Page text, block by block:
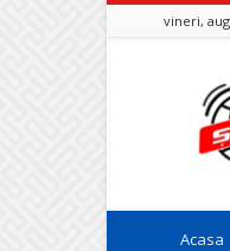
vineri,
Acasa